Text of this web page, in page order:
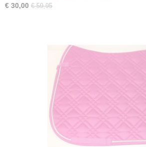
€ 30,00 € 59,95